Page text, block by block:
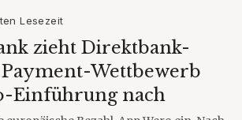
Lesezeit
zieht Direktbank-
Wettbewerb
Einführung nach